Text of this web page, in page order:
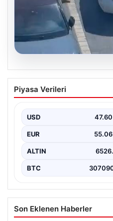
05.08.2026
Yalova’da Şaşırtan
Önüne Park Etmek
Yalova'da yaşanan sıra dışı
Piyasa Verileri
USD 47.60
EUR 55.06
ALTIN
BTC
Son Eklenen Haberler